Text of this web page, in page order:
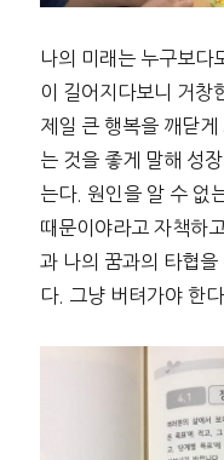
나의 미래는 누구보다
이 길어지다보니 거창
제일 큰 행복을 깨닫
는 것을 좋게 말해 성
는다. 원인을 알 수 없
때문이야라고 자책하
과 나의 꿈과의 타협
다. 그냥 버텨가야 한다.